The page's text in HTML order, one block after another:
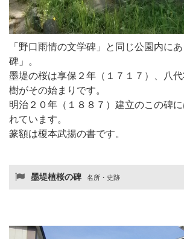
「野口雨情の文学碑」と同じ公園内に
碑」。
墨堤の桜は享保２年（１７１７）、八
樹がその始まりです。
明治２０年（１８８７）建立のこの碑
れています。
篆額は榎本武揚の書です。
墨堤植桜の碑 名所・史跡